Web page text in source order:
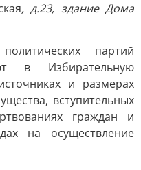
, д.23, здание Дома
партий
в Избирательную
и размерах
вступительных
граждан и
на осуществление